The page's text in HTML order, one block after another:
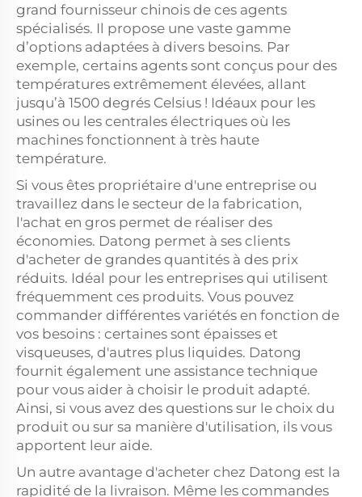
grand fournisseur chinois de ces agents
spécialisés. Il propose une vaste gamme
d’options adaptées à divers besoins. Par
exemple, certains agents sont conçus pour des
températures extrêmement élevées, allant
jusqu’à 1500 degrés Celsius ! Idéaux pour les
usines ou les centrales électriques où les
machines fonctionnent à très haute
température.
Si vous êtes propriétaire d'une entreprise ou
travaillez dans le secteur de la fabrication,
l'achat en gros permet de réaliser des
économies. Datong permet à ses clients
d'acheter de grandes quantités à des prix
réduits. Idéal pour les entreprises qui utilisent
fréquemment ces produits. Vous pouvez
commander différentes variétés en fonction de
vos besoins : certaines sont épaisses et
visqueuses, d'autres plus liquides. Datong
fournit également une assistance technique
pour vous aider à choisir le produit adapté.
Ainsi, si vous avez des questions sur le choix du
produit ou sur sa manière d'utilisation, ils vous
apportent leur aide.
Un autre avantage d'acheter chez Datong est la
rapidité de la livraison. Même les commandes